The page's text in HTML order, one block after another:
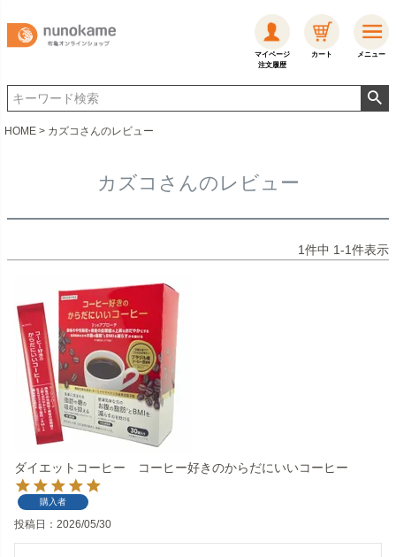
マイページ
注文履歴
カート メニュー
HOME カズコさんのレビュー
カズコさんのレビュー
1件中 1-1件表示
ダイエットコーヒー コーヒー好きのからだにいいコーヒー
購入者
投稿日 2026/05/30